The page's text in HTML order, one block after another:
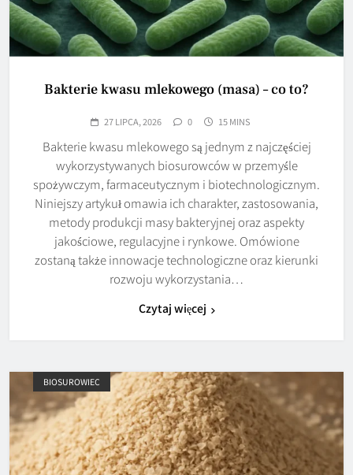
Bakterie kwasu mlekowego (masa) – co to?
27 LIPCA, 2026 0 15 MINS
Bakterie kwasu mlekowego są jednym z najczęściej
wykorzystywanych biosurowców w przemyśle
spożywczym, farmaceutycznym i biotechnologicznym.
Niniejszy artykuł omawia ich charakter, zastosowania,
metody produkcji masy bakteryjnej oraz aspekty
jakościowe, regulacyjne i rynkowe. Omówione
zostaną także innowacje technologiczne oraz kierunki
rozwoju wykorzystania…
Czytaj więcej
BIOSUROWIEC